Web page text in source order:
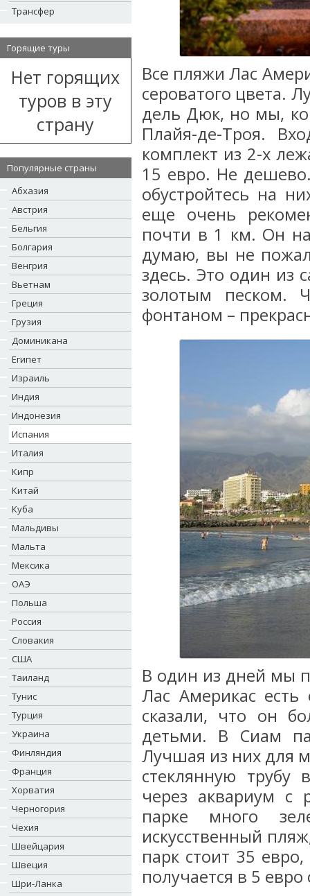
Трансфер
Горящие туры
Нет горящих
туров в эту
страну
Популярные страны
Абхазия
Австрия
Бельгия
Болгария
Венгрия
Вьетнам
Греция
Грузия
Доминикана
Египет
Израиль
Индия
Индонезия
Испания
Италия
Кипр
Китай
Куба
Мальдивы
Мальта
Мексика
ОАЭ
Польша
Россия
Словакия
США
Таиланд
Тунис
Турция
Украина
Финляндия
Франция
Хорватия
Черногория
Чехия
Швейцария
Швеция
Шри-Ланка
Все пляжи Лас
сероватого цвета.
дель Дюк, но мы,
Плайя-де-Троя.
комплект из 2-х
15 евро. Не
обустройтесь на
еще очень
почти в 1 км. Он
думаю, вы не
здесь. Это один из
золотым песком.
фонтаном –
В один из дней мы
Лас Америкас
сказали, что он
детьми. В Сиам
Лучшая из них для
стеклянную
через аквариум с
парке много
искусственный
парк стоит 35
получается в 5 евро